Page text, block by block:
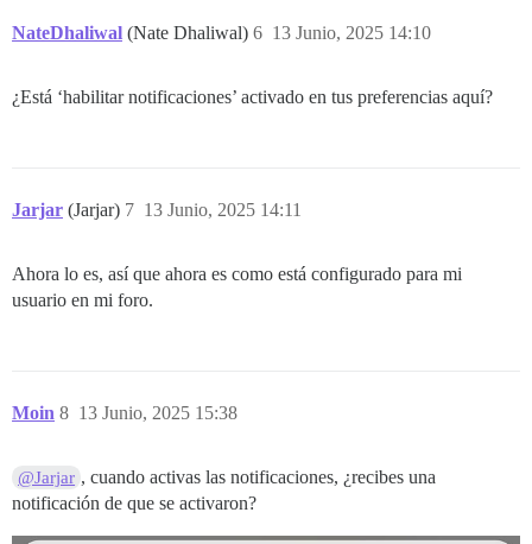
NateDhaliwal (Nate Dhaliwal) 13 Junio, 2025 14:10
6
¿Está ‘habilitar notificaciones’ activado en tus preferencias aquí?
Jarjar (Jarjar) 13 Junio, 2025 14:11
7
Ahora lo es, así que ahora es como está configurado para mi
usuario en mi foro.
Moin 13 Junio, 2025 15:38
8
@Jarjar , cuando activas las notificaciones, ¿recibes una
notificación de que se activaron?